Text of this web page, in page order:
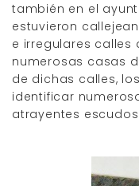
también en el
estuvieron
e irregulares calles
numerosas casas
de dichas calles,
identificar
atrayentes